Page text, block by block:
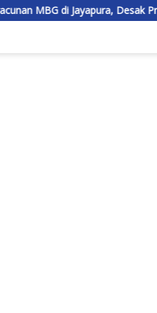
Desak Program Dievaluasi